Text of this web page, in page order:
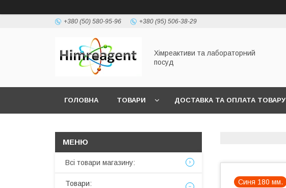
+380 (50) 580-95-96 +380 (95) 506-38-29
Хімреактиви та лабораторний
посуд
ГОЛОВНА ТОВАРИ ДОСТАВКА ТА ОПЛАТА ТОВАРУ
Синя 180 мм.
Всі товари магазину:
Товари: